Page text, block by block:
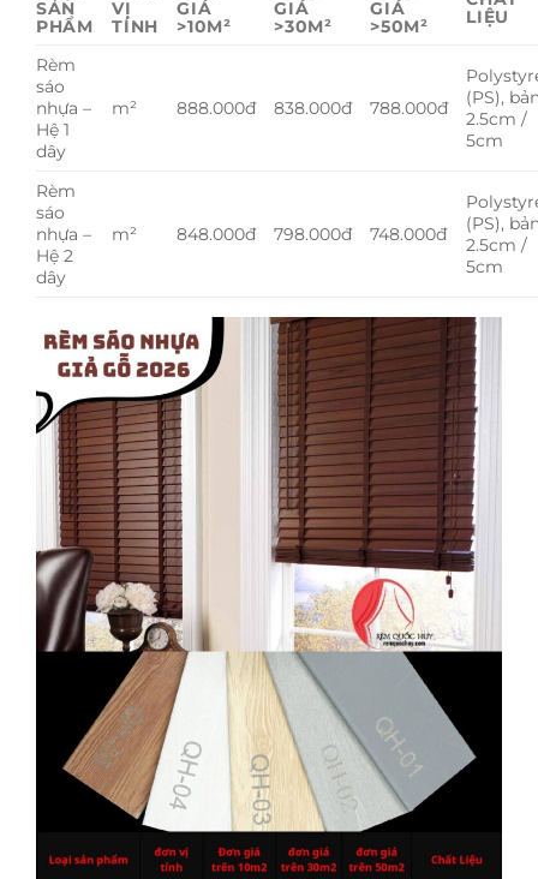
SẢN
PHẨM
VỊ
TÍNH
GIÁ
>10M²
GIÁ
>30M²
GIÁ
>50M²
LIỆU
Rèm
sáo
nhựa –
Hệ 1
dây
m² 888.000đ 838.000đ 788.000đ
(PS),
2.5cm /
5cm
Rèm
sáo
nhựa –
Hệ 2
dây
m² 848.000đ 798.000đ 748.000đ
(PS),
2.5cm /
5cm